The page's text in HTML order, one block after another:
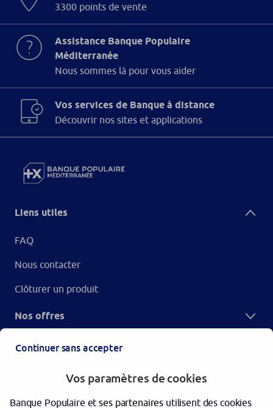
3300 points de vente
Assistance Banque Populaire
Méditerranée
Nous sommes là pour vous aider
Vos services de Banque à distance
Découvrir nos sites et applications
Liens utiles
FAQ
Nous contacter
Clôturer un produit
Nos offres
Continuer sans accepter
Vos paramètres de cookies
Banque Populaire etses partenaires utilisent des cookies